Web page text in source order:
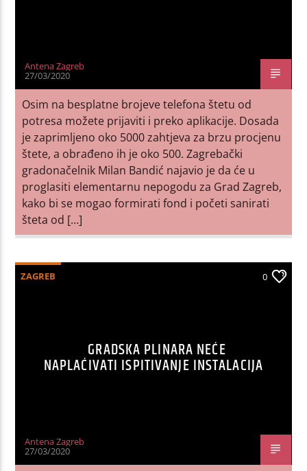
Antena Zagreb
27/03/2020
Osim na besplatne brojeve telefona štetu od
potresa možete prijaviti i preko aplikacije. Dosada
je zaprimljeno oko 5000 zahtjeva za brzu procjenu
štete, a obrađeno ih je oko 500. Zagrebački
gradonačelnik Milan Bandić najavio je da će u
proglasiti elementarnu nepogodu za Grad Zagreb,
kako bi se mogao formirati fond i početi sanirati
šteta od […]
ZAGREB 0
GRADSKA PLINARA NEĆE
NAPLAĆIVATI ISPITIVANJE INSTALACIJA
Antena Zagreb
27/03/2020